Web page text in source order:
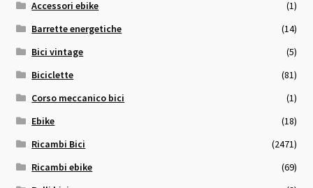
Accessori ebike
(1)
Barrette energetiche
(14)
Bici vintage
(5)
Biciclette
(81)
Corso meccanico bici
(1)
Ebike
(18)
Ricambi Bici
(2471)
Ricambi ebike
(69)